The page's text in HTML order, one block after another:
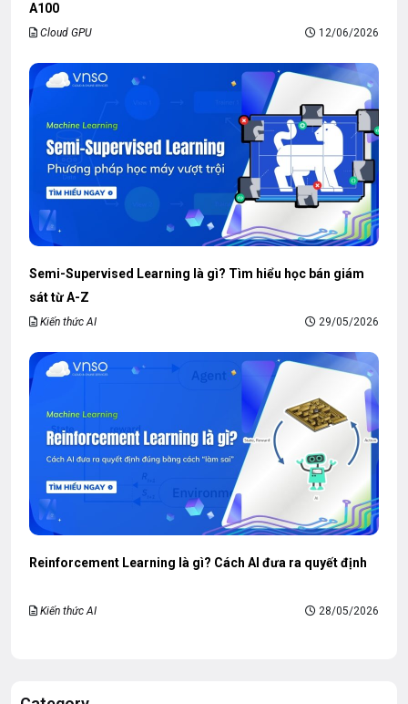
A100
Cloud GPU 12/06/2026
Semi-Supervised Learning là gì? Tìm hiểu học bán giám
sát từ A-Z
Kiến thức AI 29/05/2026
Reinforcement Learning là gì? Cách AI đưa ra quyết định
Kiến thức AI 28/05/2026